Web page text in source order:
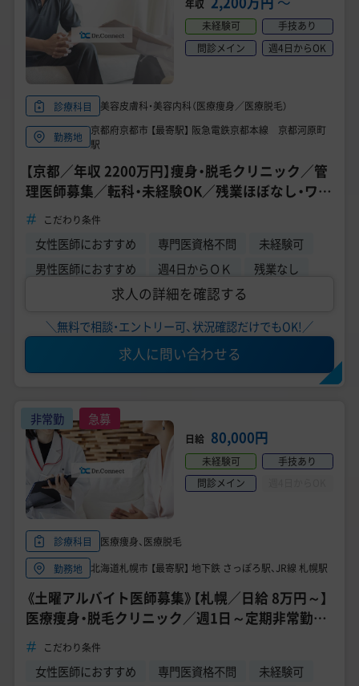
年収
未経験可
手技あり
問診メイン
週4日からOK
診療科目 美容皮膚科・美容内科（医療痩身／医療脱毛）
勤務地
京都府京都市 【最寄駅】 阪急電鉄京都本線 京都河原町
駅
【京都／年収 2200万円】痩身・脱毛クリニック／管
理医師募集／転科・未経験OK／残業ほぼなし・ワー
クライフバランス◎
こだわり条件
女性医師におすすめ 専門医資格不問
未経験可
男性医師におすすめ
週4日からＯＫ 残業なし
求人の詳細を確認する
＼無料で相談・エントリー可、状況確認だけでもOK!／
求人に問い合わせる
非常勤 急募
日給 80,000円
未経験可
手技あり
問診メイン
診療科目
医療痩身、医療脱毛
勤務地
北海道札幌市 【最寄駅】 地下鉄 さっぽろ駅、JR線 札幌駅
《土曜アルバイト医師募集》【札幌／日給 8万円～】
医療痩身・脱毛クリニック／週1日～定期非常勤／
問診・注射／未経験OK・研修制度あり
こだわり条件
女性医師におすすめ 専門医資格不問
未経験可